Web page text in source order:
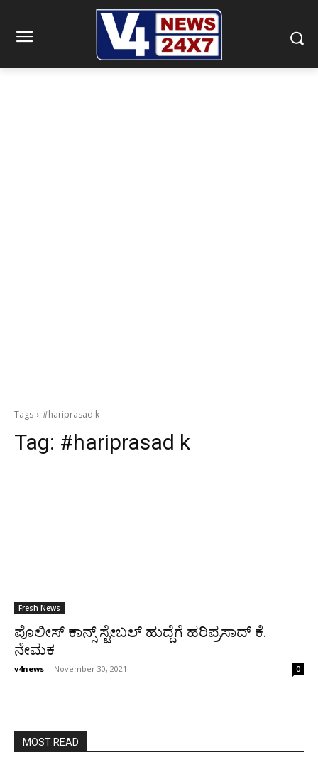
Tags #hariprasad k
Tag: #hariprasad k
Fresh News
ಪೊಲೀಸ್ ಕಾನ್ಸ್ ಸ್ಟೇಬಲ್ ಹುದ್ದೆಗೆ ಹರಿಪ್ರಸಾದ್ ಕೆ.
ನೇಮಕ
v4news - November 30, 2021 0
MOST READ